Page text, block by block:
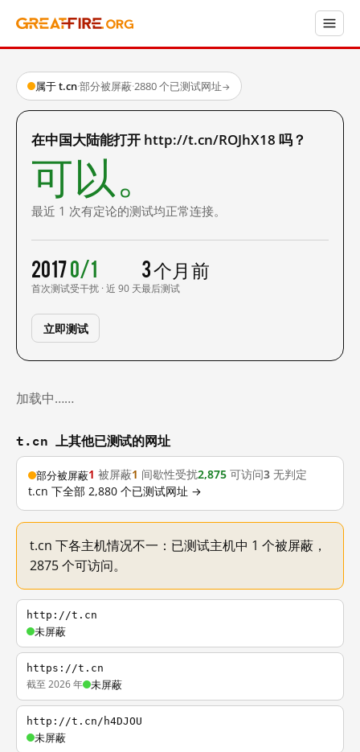
属于 t.cn·部分被屏蔽·2880 个已测试网址→
在中国大陆能打开 http://t.cn/ROJhX18 吗？
可以。
最近 1 次有定论的测试均正常连接。
2017
首次测试
0/1
受干扰 · 近 90 天
3 个月前
最后测试
立即测试
加载中……
t.cn 上其他已测试的网址
部分被屏蔽1 被屏蔽1 间歇性受扰2,875 可访问3 无判定
t.cn 下全部 2,880 个已测试网址 →
t.cn 下各主机情况不一：已测试主机中 1 个被屏蔽，
2875 个可访问。
http://t.cn
未屏蔽
https://t.cn
截至 2026 年 未屏蔽
http://t.cn/h4DJOU
未屏蔽